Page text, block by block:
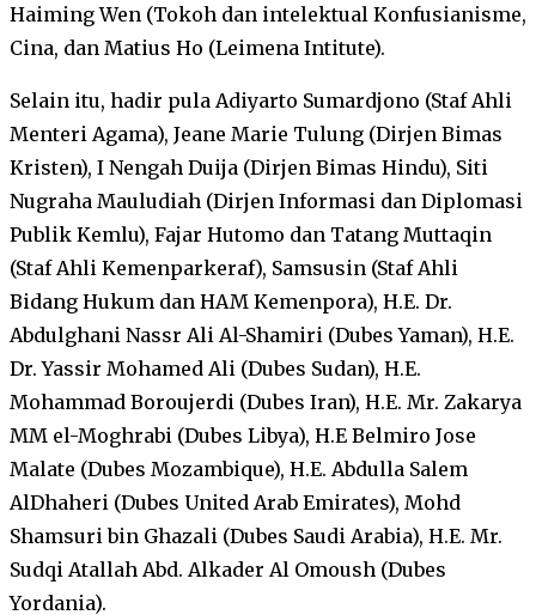
Haiming Wen (Tokoh dan intelektual Konfusianisme,
Cina, dan Matius Ho (Leimena Intitute).
Selain itu, hadir pula Adiyarto Sumardjono (Staf Ahli
Menteri Agama), Jeane Marie Tulung (Dirjen Bimas
Kristen), I Nengah Duija (Dirjen Bimas Hindu), Siti
Nugraha Mauludiah (Dirjen Informasi dan Diplomasi
Publik Kemlu), Fajar Hutomo dan Tatang Muttaqin
(Staf Ahli Kemenparkeraf), Samsusin (Staf Ahli
Bidang Hukum dan HAM Kemenpora), H.E. Dr.
Abdulghani Nassr Ali Al-Shamiri (Dubes Yaman), H.E.
Dr. Yassir Mohamed Ali (Dubes Sudan), H.E.
Mohammad Boroujerdi (Dubes Iran), H.E. Mr. Zakarya
MM el-Moghrabi (Dubes Libya), H.E Belmiro Jose
Malate (Dubes Mozambique), H.E. Abdulla Salem
AlDhaheri (Dubes United Arab Emirates), Mohd
Shamsuri bin Ghazali (Dubes Saudi Arabia), H.E. Mr.
Sudqi Atallah Abd. Alkader Al Omoush (Dubes
Yordania).